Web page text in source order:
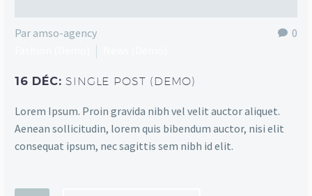
0
Par amso-agency
16 DÉC: SINGLE POST (DEMO)
Lorem Ipsum. Proin gravida nibh vel velit auctor aliquet.
Aenean sollicitudin, lorem quis bibendum auctor, nisi elit
consequat ipsum, nec sagittis sem nibh id elit.